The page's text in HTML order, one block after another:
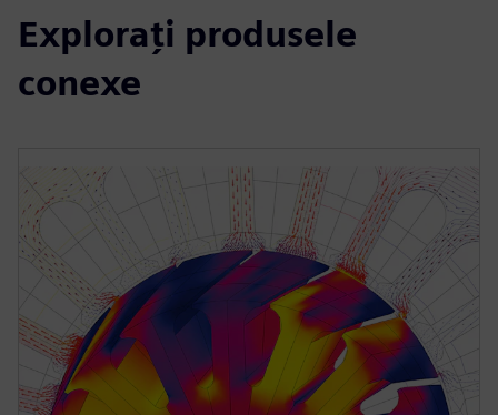
Explorați produsele
conexe